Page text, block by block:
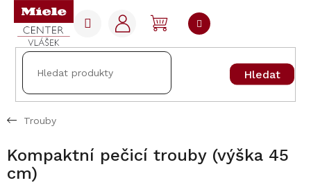
Přejít
obsah
Hledat
NÁKUPNÍ
KOŠÍK
Trouby
Kompaktní pečicí trouby (výška 45
cm)